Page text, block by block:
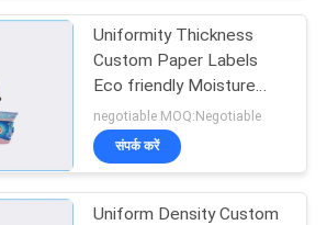
बैग
Uniformity Thickness
Custom Paper Labels
Eco friendly Moisture
Resistance
negotiable MOQ:Negotiable
संपर्क करें
Uniform Density Custom